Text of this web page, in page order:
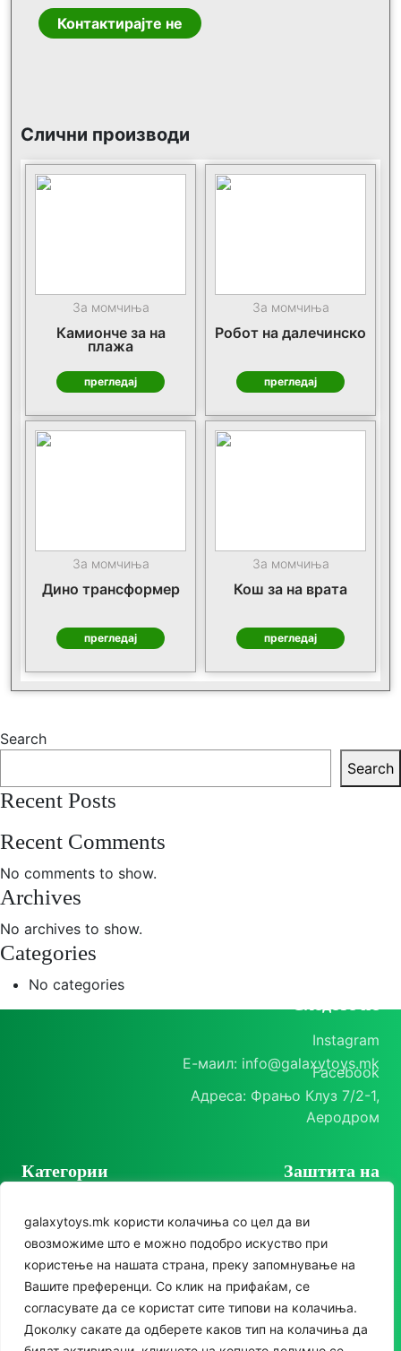
galaxytoys.mk користи колачиња со цел да ви
овозможиме што е можно подобро искуство при
користење на нашата страна, преку запомнување на
Вашите преференци. Со клик на прифаќам, се
согласувате да се користат сите типови на колачиња.
Доколку сакате да одберете каков тип на колачиња да
Контактирајте не
Слични производи
За момчиња
Камионче за на
плажа
прегледај
За момчиња
Робот на далечинско
прегледај
За момчиња
Дино трансформер
прегледај
За момчиња
Кош за на врата
прегледај
Search
Search
Recent Posts
Recent Comments
No comments to show.
Archives
No archives to show.
Categories
No categories
Е-маил: info@galaxytoys.mk
Адреса: Фрањо Клуз 7/2-1,
Аеродром
Категории
Сезонска опрема
Друштвени игри
За двор
Едукативни
Заштита на
Политика на
приватност
Политика за колачиња
Instagram
Facebook